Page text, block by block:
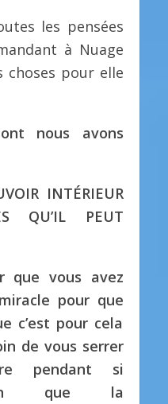
les pensées
à Nuage
choses pour elle
nous avons
INTÉRIEUR
QU’IL PEUT
que vous avez
pour que
c’est pour cela
de vous serrer
pendant si
que la